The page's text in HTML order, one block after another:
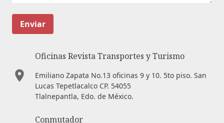
Enviar
Oficinas Revista Transportes y Turismo
Emiliano Zapata No.13 oficinas 9 y 10. 5to piso. San
Lucas Tepetlacalco CP. 54055
Tlalnepantla, Edo. de México.
Conmutador